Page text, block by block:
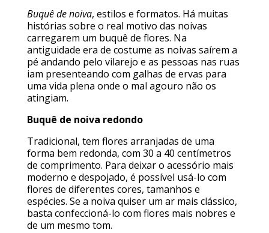
Buquê de noiva, estilos e formatos. Há muitas
histórias sobre o real motivo das noivas
carregarem um buquê de flores. Na
antiguidade era de costume as noivas saírem a
pé andando pelo vilarejo e as pessoas nas ruas
iam presenteando com galhas de ervas para
uma vida plena onde o mal agouro não os
atingiam.
Buquê de noiva redondo
Tradicional, tem flores arranjadas de uma
forma bem redonda, com 30 a 40 centímetros
de comprimento. Para deixar o acessório mais
moderno e despojado, é possível usá-lo com
flores de diferentes cores, tamanhos e
espécies. Se a noiva quiser um ar mais clássico,
basta confeccioná-lo com flores mais nobres e
de um mesmo tom.